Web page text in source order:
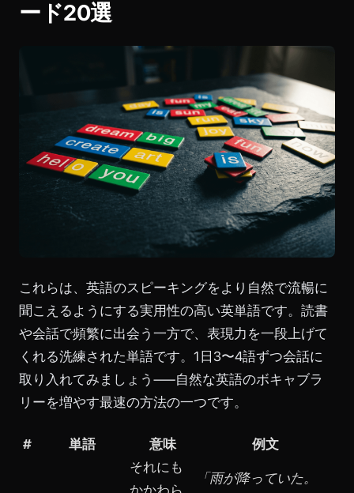
ード20選
これらは、英語のスピーキングをより自然で流暢に
聞こえるようにする実用性の高い英単語です。読書
や会話で頻繁に出会う一方で、表現力を一段上げて
くれる洗練された単語です。1日3〜4語ずつ会話に
取り入れてみましょう——自然な英語のボキャブラ
リーを増やす最速の方法の一つです。
# 単語 意味 例文
それにも
「雨が降っていた。